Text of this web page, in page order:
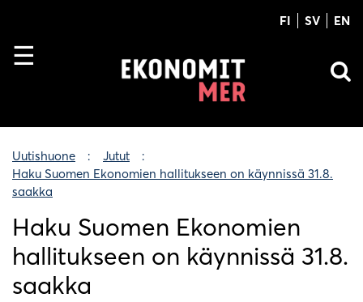
FI SV EN
Uutishuone
Jutut
Haku Suomen Ekonomien hallitukseen on käynnissä 31.8.
saakka
Haku Suomen Ekonomien
hallitukseen on käynnissä 31.8.
saakka